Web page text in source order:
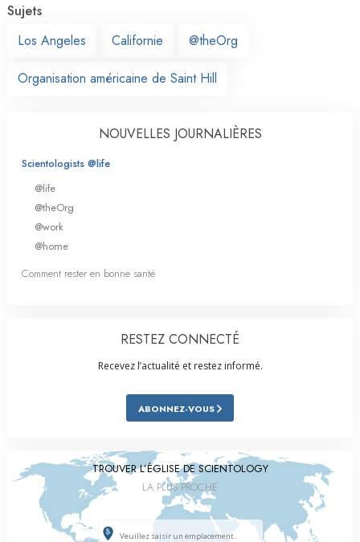
Sujets
Los Angeles
Californie @theOrg
Organisation américaine de Saint Hill
NOUVELLES JOURNALIÈRES
Scientologists @life
@life
@theOrg
@work
@home
Comment rester en bonne santé
RESTEZ CONNECTÉ
Recevez l’actualité et restez informé.
ABONNEZ-VOUS
TROUVER L’ÉGLISE DE SCIENTOLOGY
LA PLUS PROCHE